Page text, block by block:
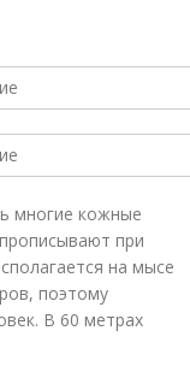
многие кожные
при
на мысе
поэтому
В 60 метрах